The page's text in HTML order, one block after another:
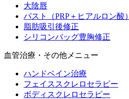
大陰唇
バスト（PRP＋ヒアルロン酸）
脂肪吸引後修正
シリコンバッグ豊胸修正
血管治療・その他メニュー
ハンドベイン治療
フェイススクレロセラピー
ボディスクレロセラピー